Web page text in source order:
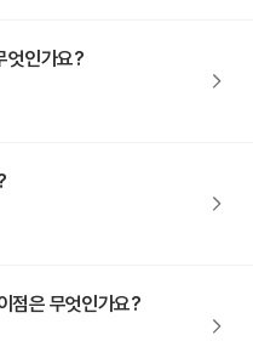
엇인가요?
점은 무엇인가요?